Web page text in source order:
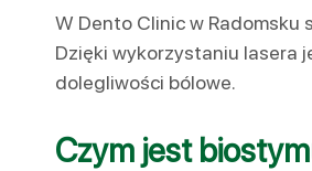
W Dento Clinic w
Dzięki wykorzystaniu lasera
dolegliwości bólowe.
Czym jest